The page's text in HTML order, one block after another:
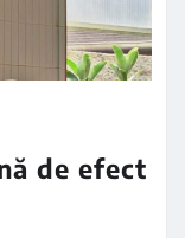
de efect